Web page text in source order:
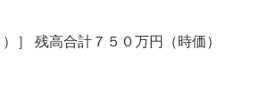
］ 残高合計７５０万円（時価）